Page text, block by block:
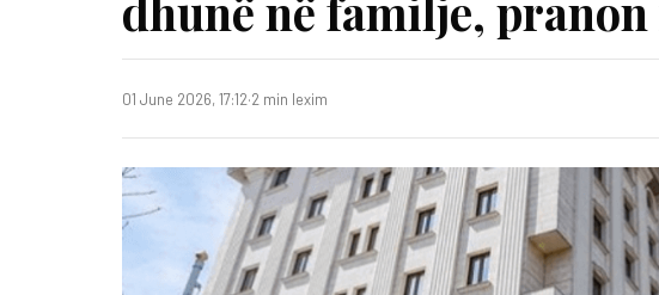
01 June 2026, 17:12·2 min lexim